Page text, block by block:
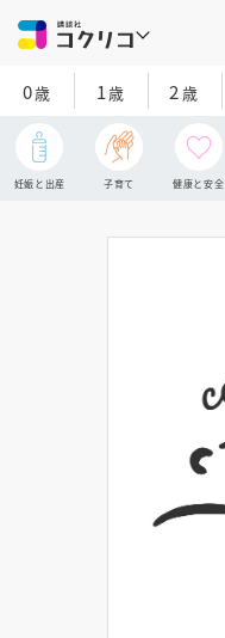
0歳 1歳 2 歳
妊娠と出産 子育て 健康と安全